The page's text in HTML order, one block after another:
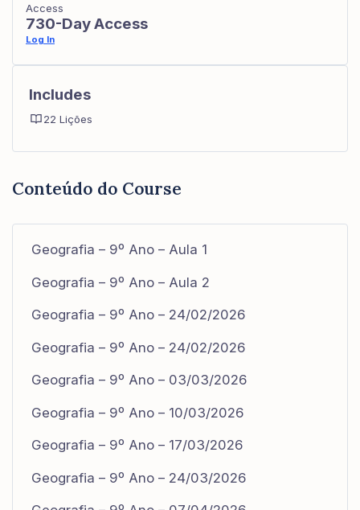
Conteúdo do Course
Geografia – 9º Ano – Aula 1
Geografia – 9º Ano – Aula 2
Geografia – 9º Ano – 24/02/2026
Geografia – 9º Ano – 24/02/2026
Geografia – 9º Ano – 03/03/2026
Geografia – 9º Ano – 10/03/2026
Geografia – 9º Ano – 17/03/2026
Geografia – 9º Ano – 24/03/2026
Access
730-Day Access
Log In
Includes
22 Lições